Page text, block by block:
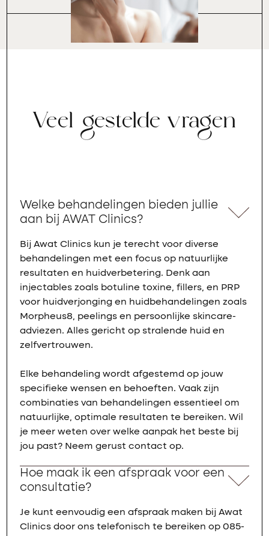
Veel gestelde vragen
Welke behandelingen bieden jullie
aan bij AWAT Clinics?
Bij Awat Clinics kun je terecht voor diverse
behandelingen met een focus op natuurlijke
resultaten en huidverbetering. Denk aan
injectables zoals botuline toxine, fillers, en PRP
voor huidverjonging en huidbehandelingen zoals
Morpheus8, peelings en persoonlijke skincare-
adviezen. Alles gericht op stralende huid en
zelfvertrouwen.
Elke behandeling wordt afgestemd op jouw
specifieke wensen en behoeften. Vaak zijn
combinaties van behandelingen essentieel om
natuurlijke, optimale resultaten te bereiken. Wil
je meer weten over welke aanpak het beste bij
jou past? Neem gerust contact op.
Hoe maak ik een afspraak voor een
consultatie?
Je kunt eenvoudig een afspraak maken bij Awat
Clinics door ons telefonisch te bereiken op 085-